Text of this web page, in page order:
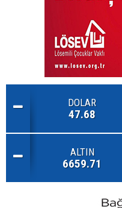
DOLAR
47.68
ALTIN
6659.71